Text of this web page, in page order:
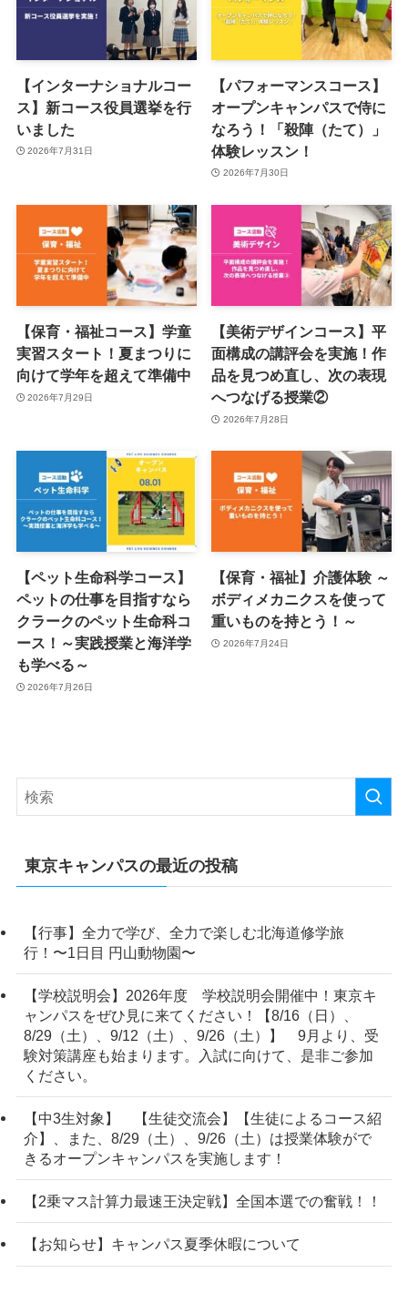
【インターナショナルコー
ス】新コース役員選挙を行
いました
2026年7月31日
【パフォーマンスコース】
オープンキャンパスで侍に
なろう！「殺陣（たて）」
体験レッスン！
2026年7月30日
【保育・福祉コース】学童
実習スタート！夏まつりに
向けて学年を超えて準備中
2026年7月29日
【美術デザインコース】平
面構成の講評会を実施！作
品を見つめ直し、次の表現
へつなげる授業②
2026年7月28日
【ペット生命科学コース】
ペットの仕事を目指すなら
クラークのペット生命科コ
ース！～実践授業と海洋学
も学べる～
2026年7月26日
【保育・福祉】介護体験 ～
ボディメカニクスを使って
重いものを持とう！～
2026年7月24日
東京キャンパスの最近の投稿
【行事】全力で学び、全力で楽しむ北海道修学旅
行！〜1日目 円山動物園〜
【学校説明会】2026年度 学校説明会開催中！東京キ
ャンパスをぜひ見に来てください！【8/16（日）、
8/29（土）、9/12（土）、9/26（土）】 9月より、受
験対策講座も始まります。入試に向けて、是非ご参加
ください。
【中3生対象】 【生徒交流会】【生徒によるコース紹
介】、また、8/29（土）、9/26（土）は授業体験がで
きるオープンキャンパスを実施します！
【2乗マス計算力最速王決定戦】全国本選での奮戦！！
【お知らせ】キャンパス夏季休暇について